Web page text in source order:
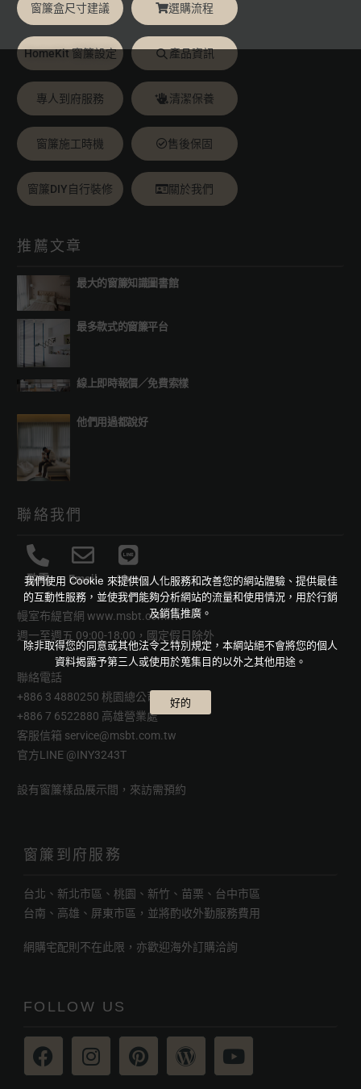
窗簾盒尺寸建議 選購流程
HomeKit 窗簾設定 產品資訊
專人到府服務 清潔保養
窗簾施工時機 售後保固
窗簾DIY自行裝修 關於我們
推薦文章
最大的窗簾知識圖書館
最多款式的窗簾平台
線上即時報價／免費索樣
他們用過都說好
聯絡我們
致電 Email Line
幔室布緹官網www.msbt.com.tw
週一至週五 09:00-18:00，國定假日除外
聯絡電話
+886 3 4880250 桃園總公司
+886 7 6522880 高雄營業處
客服信箱 service@msbt.com.tw
官方LINE @INY3243T
設有窗簾樣品展示間，來訪需預約
窗簾到府服務
台北、新北市區、桃園、新竹、苗栗、台中市區
台南、高雄、屏東市區，並將酌收外勤服務費用
網購宅配則不在此限，亦歡迎海外訂購洽詢
FOLLOW US
我們使用 Cookie 來提供個人化服務和改善您的網站體驗、提供最佳
的互動性服務，並使我們能夠分析網站的流量和使用情況，用於行銷
及銷售推廣。
除非取得您的同意或其他法令之特別規定，本網站絕不會將您的個人
資料揭露予第三人或使用於蒐集目的以外之其他用途。
好的